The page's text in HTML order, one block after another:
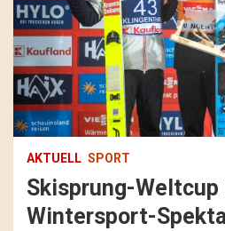
AKTUELL SPORT
Skisprung-
Wintersport-